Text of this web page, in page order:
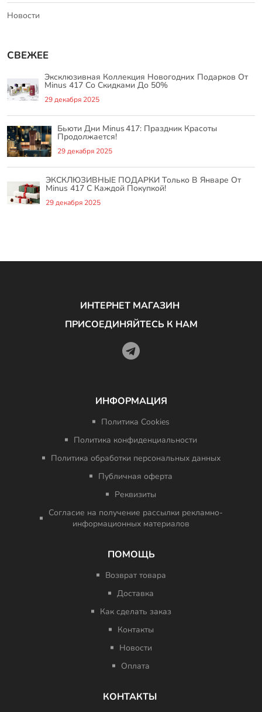
Новости
СВЕЖЕЕ
Эксклюзивная Коллекция Новогодних Подарков От
Minus 417 Со Скидками До 50%
29 декабря 2025
Бьюти Дни Minus 417: Праздник Красоты
Продолжается!
29 декабря 2025
ЭКСКЛЮЗИВНЫЕ ПОДАРКИ Только В Январе От
Minus 417 С Каждой Покупкой!
29 декабря 2025
ИНТЕРНЕТ МАГАЗИН
ПРИСОЕДИНЯЙТЕСЬ К НАМ
ИНФОРМАЦИЯ
Политика Cookies
Политика конфиденциальности
Политика обработки персональных данных
Публичная оферта
Реквизиты
Согласие на получение рассылки рекламно-
информационных материалов
ПОМОЩЬ
Возврат товара
Доставка
Как сделать заказ
Контакты
Новости
Оплата
КОНТАКТЫ